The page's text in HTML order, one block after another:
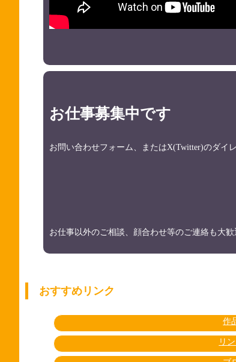
お仕事募集中です
お問い合わせフォーム、またはX(Twitter)のダイ
お仕事以外のご相談、顔合わせ等のご連絡も大歓
おすすめリンク
作
リ